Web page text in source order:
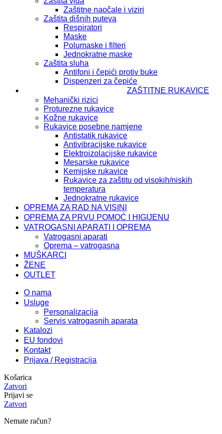
Zaštitne naočale i viziri
Zaštita dišnih puteva
Respiratori
Maske
Polumaske i filteri
Jednokratne maske
Zaštita sluha
Antifoni i čepići protiv buke
Dispenzeri za čepiće
ZAŠTITNE RUKAVICE
Mehanički rizici
Proturezne rukavice
Kožne rukavice
Rukavice posebne namjene
Antistatik rukavice
Antivibracijske rukavice
Elektroizolacijske rukavice
Mesarske rukavice
Kemijske rukavice
Rukavice za zaštitu od visokih/niskih
temperatura
Jednokratne rukavice
OPREMA ZA RAD NA VISINI
OPREMA ZA PRVU POMOĆ I HIGIJENU
VATROGASNI APARATI I OPREMA
Vatrogasni aparati
Oprema – vatrogasna
MUŠKARCI
ŽENE
OUTLET
O nama
Usluge
Personalizacija
Servis vatrogasnih aparata
Katalozi
EU fondovi
Kontakt
Prijava / Registracija
Košarica
Zatvori
Prijavi se
Zatvori
Nemate račun?